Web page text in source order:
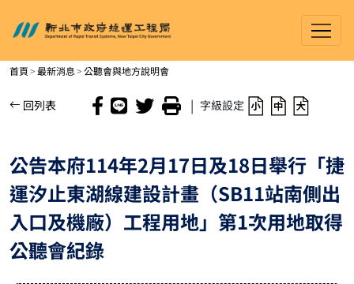
進入內容區塊
新北市政府捷運工程局
首頁 最新消息 公聽會與地方說明會
| 字級設定
回列表
公告本府114年2月17日及18日舉行「捷
運汐止東湖線建設計畫（SB11站南側出
入口及機廠）工程用地」第1次用地取得
公聽會紀錄